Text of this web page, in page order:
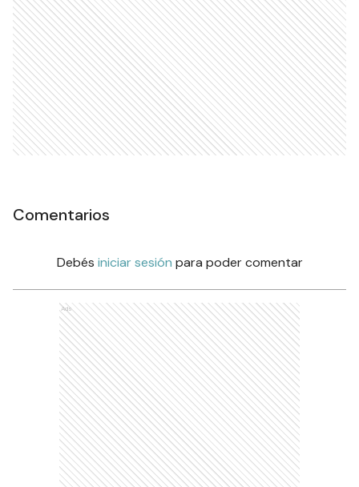
Comentarios
Debés iniciar sesión para poder comentar
Ads